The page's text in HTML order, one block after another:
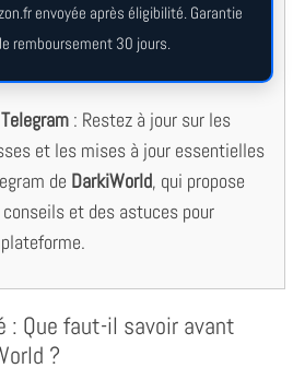
envoyée après éligibilité. Garantie
remboursement 30 jours.
: Restez à jour sur les
et les mises à jour essentielles
de DarkiWorld, qui propose
et des astuces pour
: Que faut-il savoir avant
?